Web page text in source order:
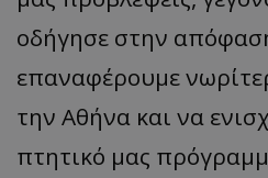
οδήγησε στην
επαναφέρουμε
την Αθήνα και να
πτητικό μας